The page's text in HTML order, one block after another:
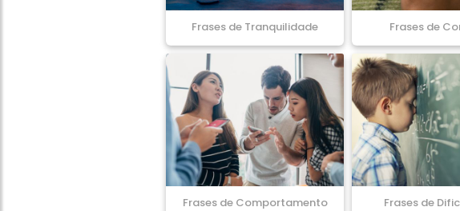
Frases de Tranquilidade Frases de
Frases de Comportamento Frases de